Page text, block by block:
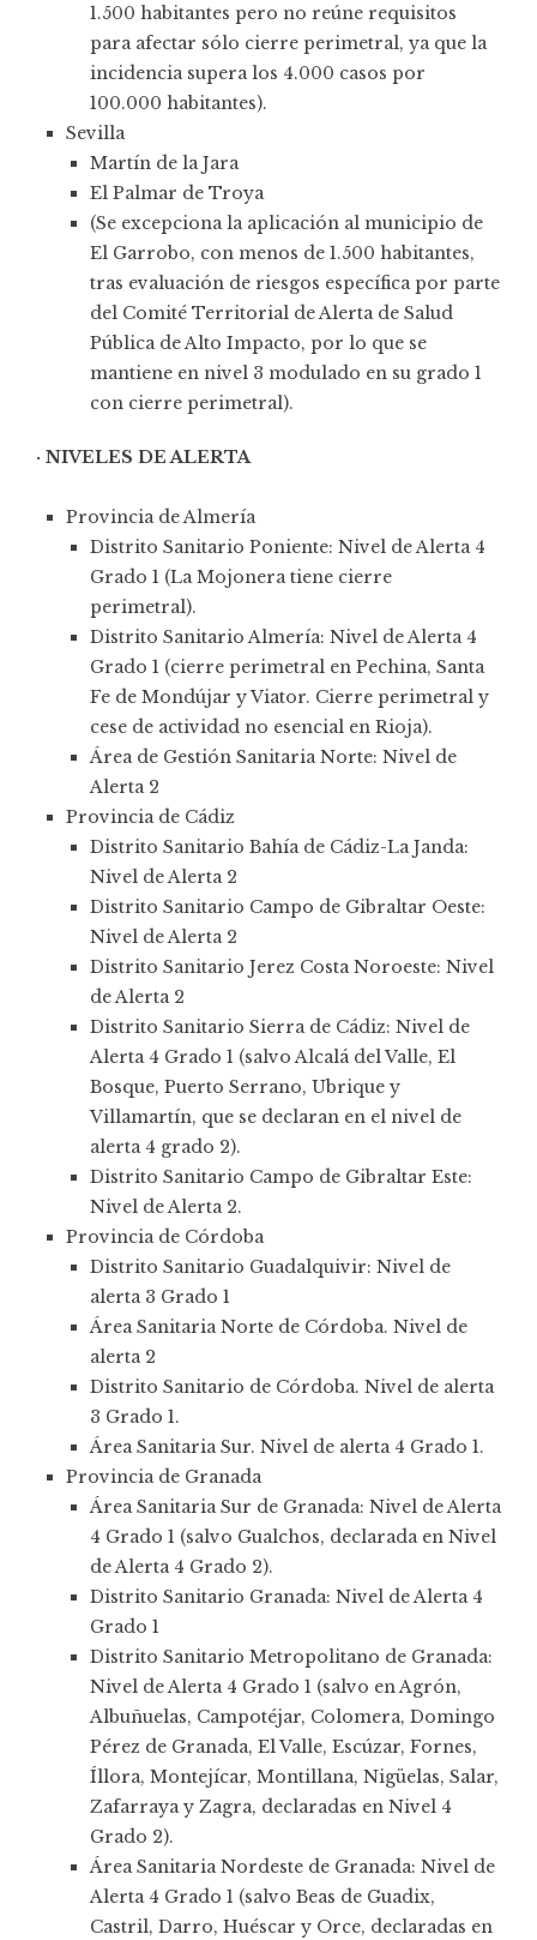
1.500 habitantes pero no reúne requisitos
para afectar sólo cierre perimetral, ya que la
incidencia supera los 4.000 casos por
100.000 habitantes).
Sevilla
Martín de la Jara
El Palmar de Troya
(Se excepciona la aplicación al municipio de
El Garrobo, con menos de 1.500 habitantes,
tras evaluación de riesgos específica por parte
del Comité Territorial de Alerta de Salud
Pública de Alto Impacto, por lo que se
mantiene en nivel 3 modulado en su grado 1
con cierre perimetral).
· NIVELES DE ALERTA
Provincia de Almería
Distrito Sanitario Poniente: Nivel de Alerta 4
Grado 1 (La Mojonera tiene cierre
perimetral).
Distrito Sanitario Almería: Nivel de Alerta 4
Grado 1 (cierre perimetral en Pechina, Santa
Fe de Mondújar y Viator. Cierre perimetral y
cese de actividad no esencial en Rioja).
Área de Gestión Sanitaria Norte: Nivel de
Alerta 2
Provincia de Cádiz
Distrito Sanitario Bahía de Cádiz-La Janda:
Nivel de Alerta 2
Distrito Sanitario Campo de Gibraltar Oeste:
Nivel de Alerta 2
Distrito Sanitario Jerez Costa Noroeste: Nivel
de Alerta 2
Distrito Sanitario Sierra de Cádiz: Nivel de
Alerta 4 Grado 1 (salvo Alcalá del Valle, El
Bosque, Puerto Serrano, Ubrique y
Villamartín, que se declaran en el nivel de
alerta 4 grado 2).
Distrito Sanitario Campo de Gibraltar Este:
Nivel de Alerta 2.
Provincia de Córdoba
Distrito Sanitario Guadalquivir: Nivel de
alerta 3 Grado 1
Área Sanitaria Norte de Córdoba. Nivel de
alerta 2
Distrito Sanitario de Córdoba. Nivel de alerta
3 Grado 1.
Área Sanitaria Sur. Nivel de alerta 4 Grado 1.
Provincia de Granada
Área Sanitaria Sur de Granada: Nivel de Alerta
4 Grado 1 (salvo Gualchos, declarada en Nivel
de Alerta 4 Grado 2).
Distrito Sanitario Granada: Nivel de Alerta 4
Grado 1
Distrito Sanitario Metropolitano de Granada:
Nivel de Alerta 4 Grado 1 (salvo en Agrón,
Albuñuelas, Campotéjar, Colomera, Domingo
Pérez de Granada, El Valle, Escúzar, Fornes,
Íllora, Montejícar, Montillana, Nigüelas, Salar,
Zafarraya y Zagra, declaradas en Nivel 4
Grado 2).
Área Sanitaria Nordeste de Granada: Nivel de
Alerta 4 Grado 1 (salvo Beas de Guadix,
Castril, Darro, Huéscar y Orce, declaradas en